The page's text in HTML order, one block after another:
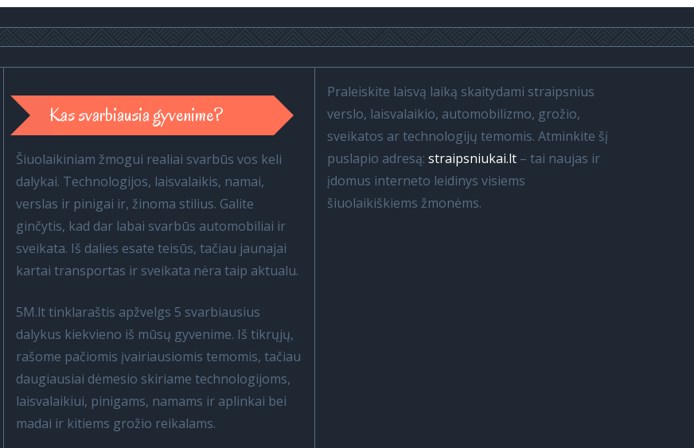
Kas svarbiausia gyvenime?
Šiuolaikiniam žmogui realiai svarbūs vos keli
dalykai. Technologijos, laisvalaikis, namai,
verslas ir pinigai ir, žinoma stilius. Galite
ginčytis, kad dar labai svarbūs automobiliai ir
sveikata. Iš dalies esate teisūs, tačiau jaunajai
kartai transportas ir sveikata nėra taip aktualu.
5M.lt tinklaraštis apžvelgs 5 svarbiausius
dalykus kiekvieno iš mūsų gyvenime. Iš tikrųjų,
rašome pačiomis įvairiausiomis temomis, tačiau
daugiausiai dėmesio skiriame technologijoms,
laisvalaikiui, pinigams, namams ir aplinkai bei
madai ir kitiems grožio reikalams.
Praleiskite laisvą laiką skaitydami straipsnius
verslo, laisvalaikio, automobilizmo, grožio,
sveikatos ar technologijų temomis. Atminkite šį
puslapio adresą: straipsniukai.lt– tai naujas ir
įdomus interneto leidinys visiems
šiuolaikiškiems žmonėms.